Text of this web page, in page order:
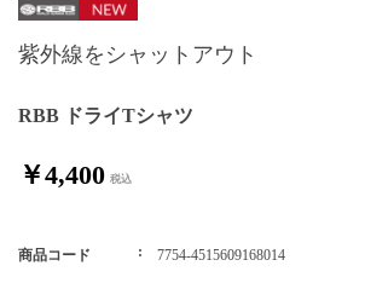
RBB ドライTシャツ
紫外線をシャットアウト
￥4,400
商品コード 7754-4515609168014